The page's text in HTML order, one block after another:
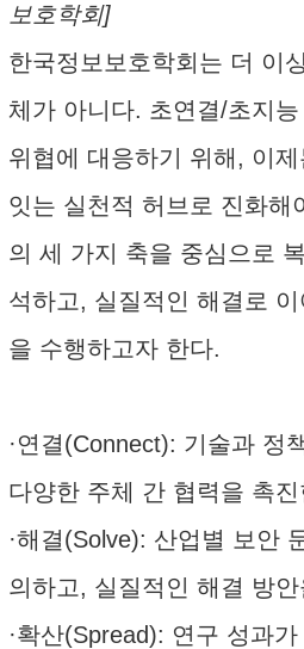
보호학회]
한국정보보호학회는 더 이
체가 아니다. 초연결/초지
위협에 대응하기 위해, 이
잇는 실천적 허브로 진화해
의 세 가지 축을 중심으로
석하고, 실질적인 해결로
을 수행하고자 한다.
·연결(Connect): 기술과 정
다양한 주체 간 협력을 촉진
·해결(Solve): 산업별 보안
의하고, 실질적인 해결 방
·확산(Spread): 연구 성과